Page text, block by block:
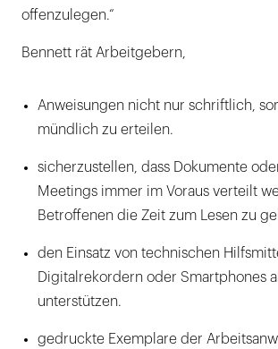
offenzulegen.“
Bennett rät Arbeitgebern,
Anweisungen nicht nur schriftlich,
mündlich zu erteilen.
sicherzustellen, dass Dokumente
Meetings immer im Voraus verteilt
Betroffenen die Zeit zum Lesen zu
den Einsatz von technischen
Digitalrekordern oder Smartphones
unterstützen.
gedruckte Exemplare der